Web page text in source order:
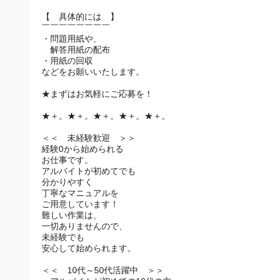
【 具体的には 】
￣￣￣￣￣￣￣￣
・問題用紙や、
解答用紙の配布
・用紙の回収
などをお願いいたします。
★まずはお気軽にご応募を！
★＋。★＋。★＋。★＋。★＋。
＜＜ 未経験歓迎 ＞＞
経験0から始められる
お仕事です。
アルバイトが初めてでも
分かりやすく
丁寧なマニュアルを
ご用意しています！
難しい作業は、
一切ありませんので、
未経験でも
安心して始められます。
＜＜ 10代～50代活躍中 ＞＞